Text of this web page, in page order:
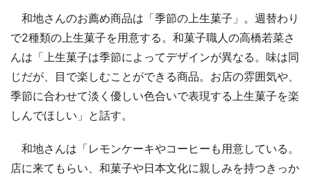
和地さんのお薦め商品は「季節の上生菓子」。週替わり
で2種類の上生菓子を用意する。和菓子職人の高橋若菜さ
んは「上生菓子は季節によってデザインが異なる。味は同
じだが、目で楽しむことができる商品。お店の雰囲気や、
季節に合わせて淡く優しい色合いで表現する上生菓子を楽
しんでほしい」と話す。
和地さんは「レモンケーキやコーヒーも用意している。
店に来てもらい、和菓子や日本文化に親しみを持つきっか